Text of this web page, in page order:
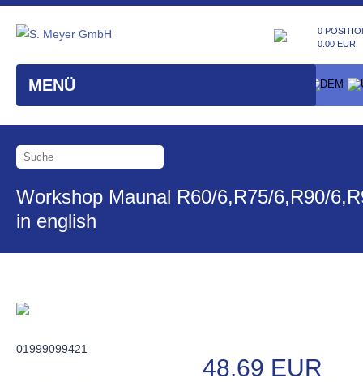
MENÜ
0
0.00 EUR
Workshop Maunal R60/6,R75/6,R90/
in english
01999099421
48.69 EUR